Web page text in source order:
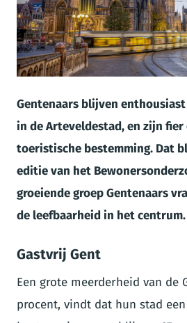
JPG
Gentenaars blijven
in de Arteveldestad, en zijn fier
toeristische bestemming. Dat
editie van het
groeiende groep Gentenaars
de leefbaarheid in het centrum.
Gastvrij Gent
Een grote meerderheid van de
procent, vindt dat hun stad